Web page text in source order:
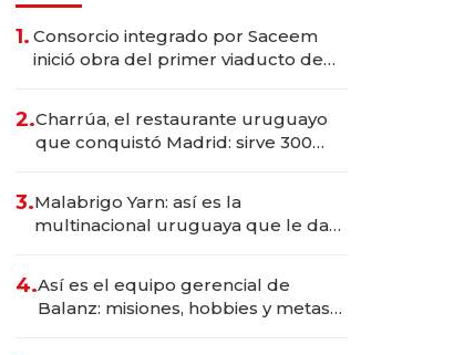
1. Consorcio integrado por Saceem
inició obra del primer viaducto de
millones
2.Charrúa, el restaurante uruguayo
que conquistó Madrid: sirve 300
prepara apertura
3.Malabrigo Yarn: así es la
multinacional uruguaya que le da
4.Así es el equipo gerencial de
Balanz: misiones, hobbies y metas